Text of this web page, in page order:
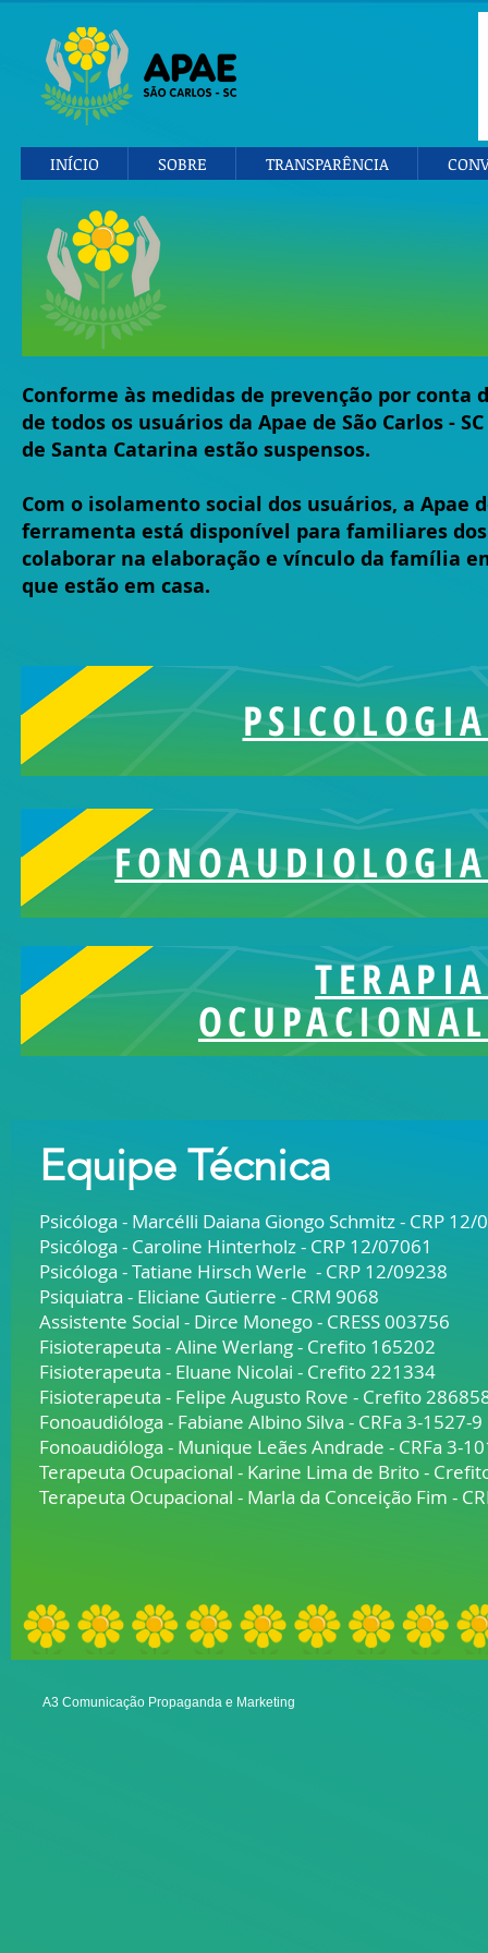
INÍCIO SOBRE TRANSPARÊNCIA
Conforme às medidas de prevenção por conta
de todos os usuários da Apae de São Carlos -
de Santa Catarina estão suspensos.
Com o isolamento social dos usuários, a Apae
ferramenta está disponível para familiares
colaborar na elaboração e vínculo da família
que estão em casa.
FONOAUDIOLOGIA
TERAPIA
OCUPACIONAL
PSICOLOGIA
Equipe Técnica
Psicóloga - Marcélli Daiana Giongo Schmitz - CRP
Psicóloga - Caroline Hinterholz - CRP 12/07061
Psicóloga - Tatiane Hirsch Werle - CRP 12/09238
Psiquiatra - Eliciane Gutierre - CRM 9068
Assistente Social - Dirce Monego - CRESS 003756
Fisioterapeuta - Aline Werlang - Crefito 165202
Fisioterapeuta - Eluane Nicolai - Crefito 221334
Fisioterapeuta - Felipe Augusto Rove - Crefito
Fonoaudióloga - Fabiane Albino Silva - CRFa 3-1527-9
Fonoaudióloga - Munique Leães Andrade - CRFa 3-
Terapeuta Ocupacional - Karine Lima de Brito -
Terapeuta Ocupacional - Marla da Conceição Fim -
A3 Comunicação Propaganda e Marketing